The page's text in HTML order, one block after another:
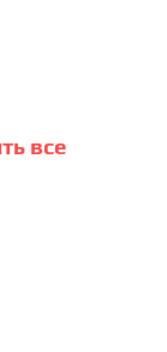
все